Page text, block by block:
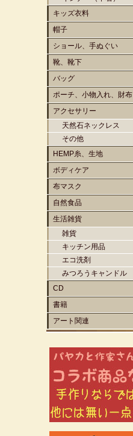
キッズ衣料
帽子
ショール、手ぬぐい
靴、靴下
バッグ
ポーチ、小物入れ、財布
アクセサリー
天然石ネックレス
その他
HEMP糸、生地
ボディケア
布マスク
自然食品
生活雑貨
雑貨
キッチン用品
エコ洗剤
みつろうキャンドル
CD
書籍
アート関連